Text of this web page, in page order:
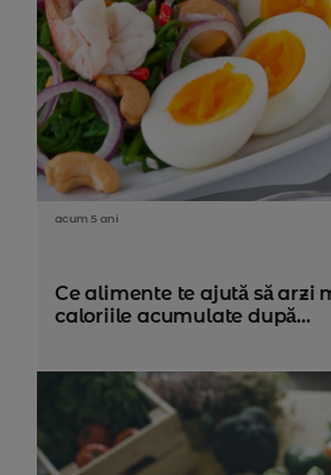
acum 5 ani
Ce alimente te ajută să arzi
caloriile acumulate după...